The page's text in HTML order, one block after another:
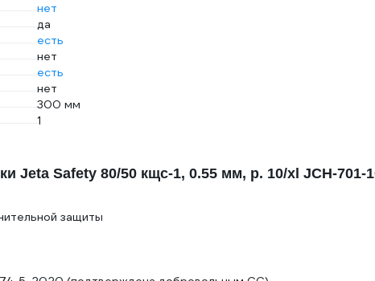
нет
да
есть
нет
есть
нет
300 мм
1
Jeta Safety 80/50 кщс-1, 0.55 мм, р. 10/xl JCH-701-
защиты